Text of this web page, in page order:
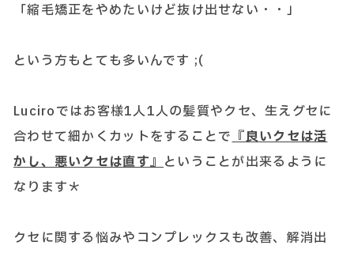
「縮毛矯正をやめたいけど抜け出せない・・」
という方もとても多いんです ;(
Luciroではお客様1人1人の髪質やクセ、生えグセに
合わせて細かくカットをすることで『良いクセは活
かし、悪いクセは直す』ということが出来るように
なります＊
クセに関する悩みやコンプレックスも改善、解消出